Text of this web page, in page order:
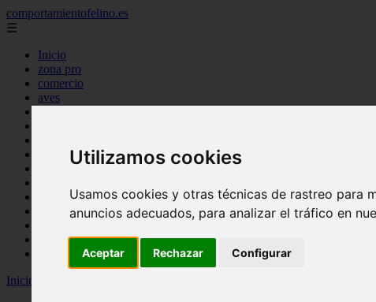
Utilizamos cookies
Usamos cookies y otras técnicas de rastreo para
anuncios adecuados, para analizar el tráfico en
Aceptar Rechazar Configurar
comportamientofelino.es
☰
Inicio
zona pro
comercio
aves
acuariofilia
articulos
nombres para gatos
novedades
uncategorized
Inicio